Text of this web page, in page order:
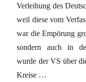
Verleihung des
weil diese vom
war die Empörung
sondern auch in
wurde der VS über
Kreise …